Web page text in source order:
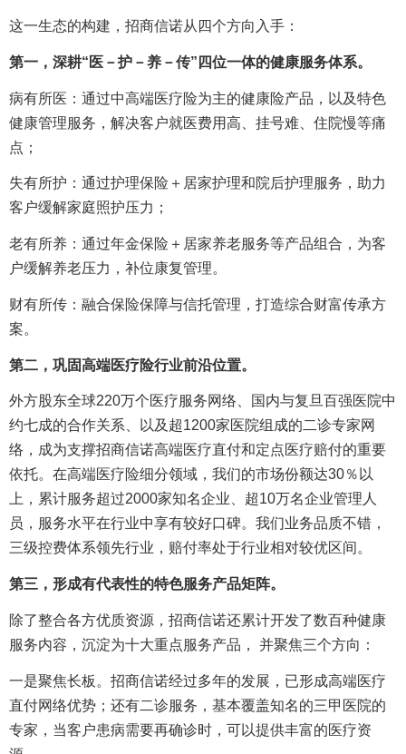
这一生态的构建，招商信诺从四个方向入手：
第一，深耕“医－护－养－传”四位一体的健康服务体系。
病有所医：通过中高端医疗险为主的健康险产品，以及特色
健康管理服务，解决客户就医费用高、挂号难、住院慢等痛
点；
失有所护：通过护理保险＋居家护理和院后护理服务，助力
客户缓解家庭照护压力；
老有所养：通过年金保险＋居家养老服务等产品组合，为客
户缓解养老压力，补位康复管理。
财有所传：融合保险保障与信托管理，打造综合财富传承方
案。
第二，巩固高端医疗险行业前沿位置。
外方股东全球220万个医疗服务网络、国内与复旦百强医院中
约七成的合作关系、以及超1200家医院组成的二诊专家网
络，成为支撑招商信诺高端医疗直付和定点医疗赔付的重要
依托。在高端医疗险细分领域，我们的市场份额达30％以
上，累计服务超过2000家知名企业、超10万名企业管理人
员，服务水平在行业中享有较好口碑。我们业务品质不错，
三级控费体系领先行业，赔付率处于行业相对较优区间。
第三，形成有代表性的特色服务产品矩阵。
除了整合各方优质资源，招商信诺还累计开发了数百种健康
服务内容，沉淀为十大重点服务产品， 并聚焦三个方向：
一是聚焦长板。招商信诺经过多年的发展，已形成高端医疗
直付网络优势；还有二诊服务，基本覆盖知名的三甲医院的
专家，当客户患病需要再确诊时，可以提供丰富的医疗资